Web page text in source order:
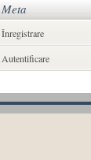
Meta
Înregistrare
Autentificare